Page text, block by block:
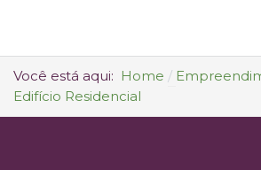
Você está aqui: Home
Edifício Residencial